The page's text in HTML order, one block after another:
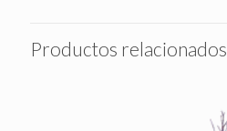
Productos relacionados